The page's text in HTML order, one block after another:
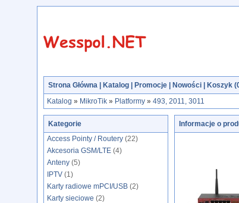
Strona Główna Katalog Promocje Nowości Koszyk (
Katalog » MikroTik » Platformy » 493, 2011, 3011
Kategorie
Access Pointy / Routery (22)
Akcesoria GSM/LTE (4)
Anteny (5)
IPTV (1)
Karty radiowe mPCI/USB (2)
Karty sieciowe (2)
Informacje o